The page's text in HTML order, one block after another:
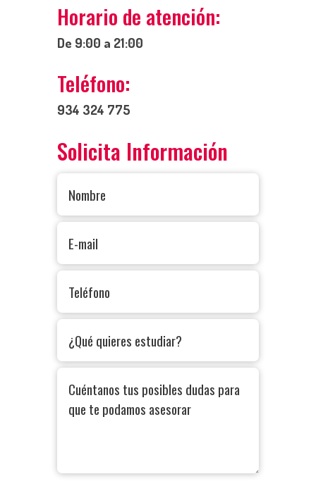
Horario de atención:
De 9:00 a 21:00
Teléfono:
934 324 775
Solicita Información